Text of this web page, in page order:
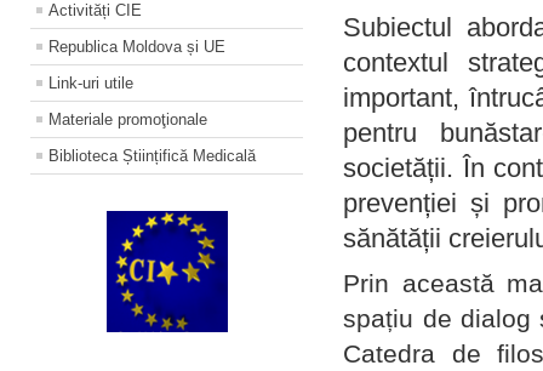
Activități CIE
Republica Moldova și UE
Link-uri utile
Materiale promoţionale
Biblioteca Științifică Medicală
Subiectul
contextul
important,
pentru
societății. În
prevenției și
sănătății
Prin această
spațiu de dialog
Catedra de